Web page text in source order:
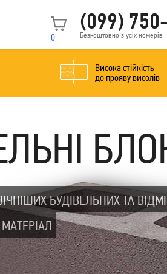
0
(099)
Безкоштовно з усіх номерів
Висока стійкість
до прояву висолів
БУДІВЕЛЬНИХ ТА